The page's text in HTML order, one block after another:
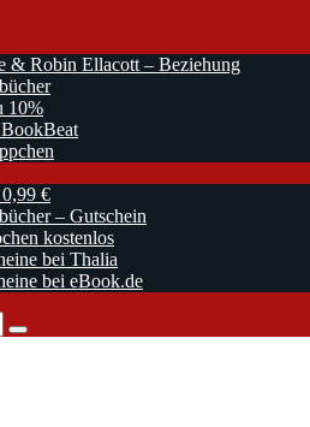
& Robin Ellacott – Beziehung
10%
€
– Gutschein
kostenlos
bei Thalia
bei eBook.de